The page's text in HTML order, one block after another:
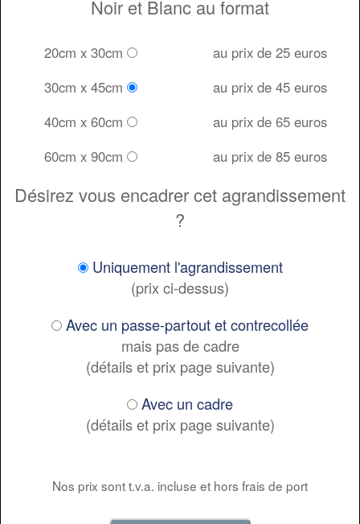
Noir et Blanc au format
20cm x 30cm
au prix de 25 euros
30cm x 45cm
au prix de 45 euros
40cm x 60cm
au prix de 65 euros
60cm x 90cm
au prix de 85 euros
Désirez vous encadrer cet agrandissement
?
Uniquement l'agrandissement
(prix ci-dessus)
Avec un passe-partout et contrecollée
mais pas de cadre
(détails et prix page suivante)
Avec un cadre
(détails et prix page suivante)
Nos prix sont t.v.a. incluse et hors frais de port